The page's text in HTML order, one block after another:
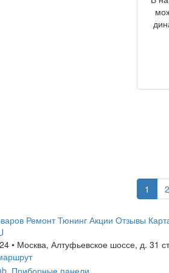
1 2
Ремонт Тюнинг Акции Отзывы
• Москва, Алтуфьевское шоссе, д. 31